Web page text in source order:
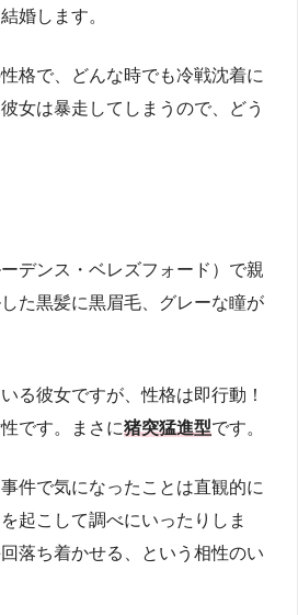
婚します。
格で、どんな時でも冷戦沈着に
女は暴走してしまうので、どう
ーデンス・ベレズフォード）で親
た黒髪に黒眉毛、グレーな瞳が
る彼女ですが、性格は即行動！
です。まさに猪突猛進型です。
件で気になったことは直観的に
起こして調べにいったりしま
落ち着かせる、という相性のい